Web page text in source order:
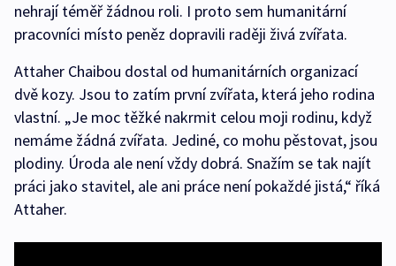
nehrají téměř žádnou roli. I proto sem humanitární
pracovníci místo peněz dopravili raději živá zvířata.
Attaher Chaibou dostal od humanitárních organizací
dvě kozy. Jsou to zatím první zvířata, která jeho rodina
vlastní. „Je moc těžké nakrmit celou moji rodinu, když
nemáme žádná zvířata. Jediné, co mohu pěstovat, jsou
plodiny. Úroda ale není vždy dobrá. Snažím se tak najít
práci jako stavitel, ale ani práce není pokaždé jistá,“ říká
Attaher.